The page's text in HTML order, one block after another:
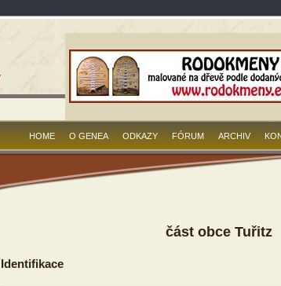
HOME O GENEA ODKAZY FÓRUM ARCHIV
část obce Tuřitz
Identifikace